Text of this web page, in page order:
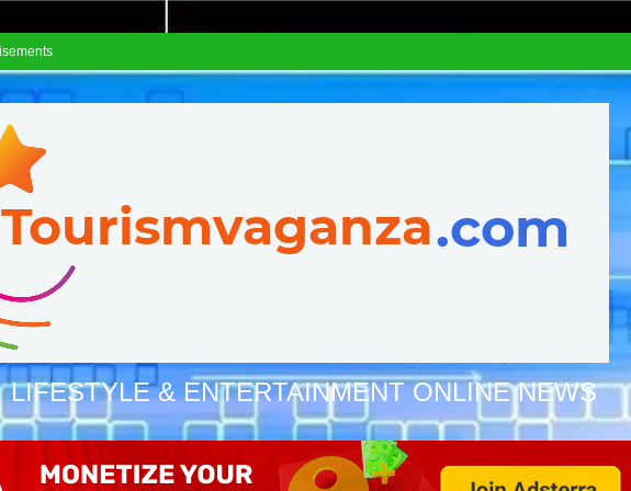
LIFESTYLE & ENTERTAINMENT ONLINE NEWS